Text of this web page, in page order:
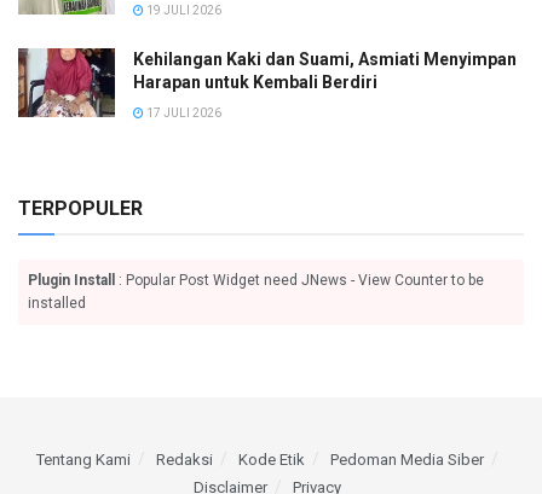
19 JULI 2026
Kehilangan Kaki dan Suami, Asmiati Menyimpan
Harapan untuk Kembali Berdiri
17 JULI 2026
TERPOPULER
Plugin Install
: Popular Post Widget need JNews - View Counter to be
installed
Tentang Kami Redaksi Kode Etik
Pedoman Media Siber
Disclaimer
Privacy